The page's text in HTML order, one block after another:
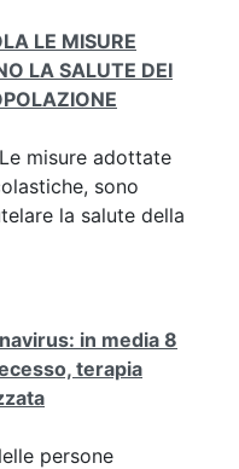
LE MISURE
LA SALUTE DEI
misure adottate
sono
la salute della
in media 8
terapia
persone